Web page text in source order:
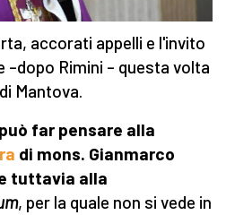
accorati appelli e l'invito
–dopo Rimini – questa volta
Mantova.
far pensare alla
di mons. Gianmarco
tuttavia alla
, per la quale non si vede in